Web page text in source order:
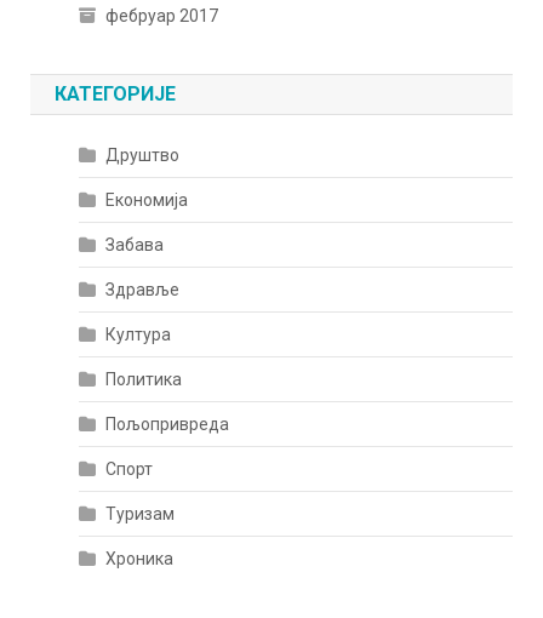
фебруар 2017
КАТЕГОРИЈЕ
Друштво
Економија
Забава
Здравље
Култура
Политика
Пољопривреда
Спорт
Туризам
Хроника